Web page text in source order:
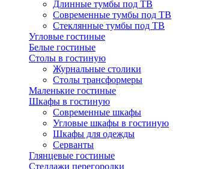
Длинные тумбы под ТВ
Современные тумбы под ТВ
Стеклянные тумбы под ТВ
Угловые гостиные
Белые гостиные
Столы в гостиную
Журнальные столики
Столы трансформеры
Маленькие гостиные
Шкафы в гостиную
Современные шкафы
Угловые шкафы в гостиную
Шкафы для одежды
Серванты
Глянцевые гостиные
Стеллажи перегородки